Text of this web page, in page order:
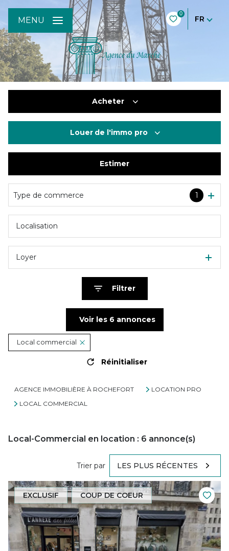
0
FR
MENU
Acheter
De l'immo pro
Louer de l'immo pro
De l'immo pro
Estimer
Type de commerce 1
Loyer
Filtrer
Voir les 6 annonces
Local commercial
Réinitialiser
AGENCE IMMOBILIÈRE À ROCHEFORT
LOCATION PRO
LOCAL COMMERCIAL
Local-Commercial en location : 6 annonce(s)
Trier par LES PLUS RÉCENTES
EXCLUSIF COUP DE COEUR